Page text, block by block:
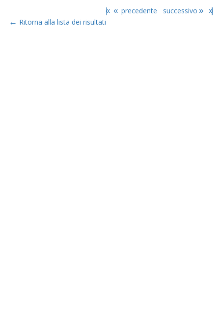
|« « precedente successivo » »|
← Ritorna alla lista dei risultati